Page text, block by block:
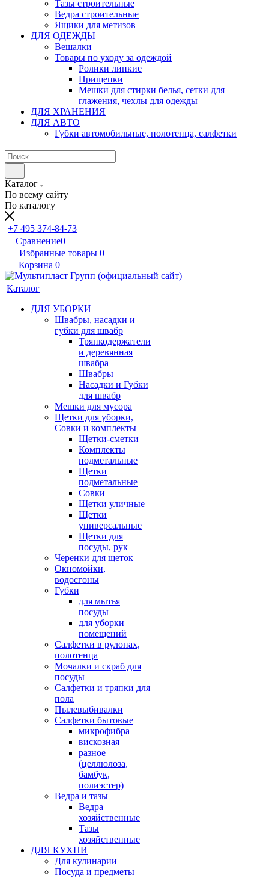
Тазы строительные
Ведра строительные
Ящики для метизов
ДЛЯ ОДЕЖДЫ
Вешалки
Товары по уходу за одеждой
Ролики липкие
Прищепки
Мешки для стирки белья, сетки для
глажения, чехлы для одежды
ДЛЯ ХРАНЕНИЯ
ДЛЯ АВТО
Губки автомобильные, полотенца, салфетки
Каталог
По всему сайту
По каталогу
+7 495 374-84-73
Сравнение0
Избранные товары 0
Корзина 0
Каталог
ДЛЯ УБОРКИ
Швабры, насадки и
губки для швабр
Тряпкодержатели
и деревянная
швабра
Швабры
Насадки и Губки
для швабр
Мешки для мусора
Щетки для уборки,
Совки и комплекты
Щетки-сметки
Комплекты
подметальные
Щетки
подметальные
Совки
Щетки уличные
Щетки
универсальные
Щетки для
посуды, рук
Черенки для щеток
Окномойки,
водосгоны
Губки
для мытья
посуды
для уборки
помещений
Салфетки в рулонах,
полотенца
Мочалки и скраб для
посуды
Салфетки и тряпки для
пола
Пылевыбивалки
Салфетки бытовые
микрофибра
вискозная
разное
(целлюлоза,
бамбук,
полиэстер)
Ведра и тазы
Ведра
хозяйственные
Тазы
хозяйственные
ДЛЯ КУХНИ
Для кулинарии
Посуда и предметы